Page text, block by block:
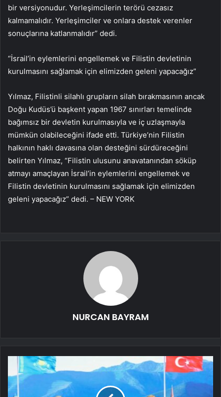
bir versiyonudur. Yerleşimcilerin terörü cezasız
kalmamalıdır. Yerleşimciler ve onlara destek verenler
sonuçlarına katlanmalıdır” dedi.
“İsrail’in eylemlerini engellemek ve Filistin devletinin
kurulmasını sağlamak için elimizden geleni yapacağız”
Yılmaz, Filistinli silahlı grupların silah bırakmasının ancak
Doğu Kudüs’ü başkent yapan 1967 sınırları temelinde
bağımsız bir devletin kurulmasıyla ve iç uzlaşmayla
mümkün olabileceğini ifade etti. Türkiye’nin Filistin
halkının haklı davasına olan desteğini sürdüreceğini
belirten Yılmaz, “Filistin ulusunu anavatanından söküp
atmayı amaçlayan İsrail’in eylemlerini engellemek ve
Filistin devletinin kurulmasını sağlamak için elimizden
geleni yapacağız” dedi. – NEW YORK
NURCAN BAYRAM